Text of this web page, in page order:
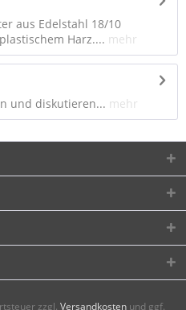
aus Edelstahl 18/10
Harz.... mehr
und diskutieren... mehr
zzgl. Versandkosten und ggf.